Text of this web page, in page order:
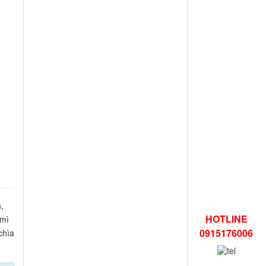
HOTLINE
0915176006